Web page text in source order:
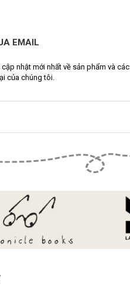
EMAIL
nhật mới nhất về sản phẩm và các
của chúng tôi.